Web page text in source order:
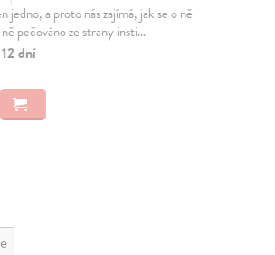
jedno, a proto nás zajímá, jak se o ně
pečováno ze strany insti...
dní